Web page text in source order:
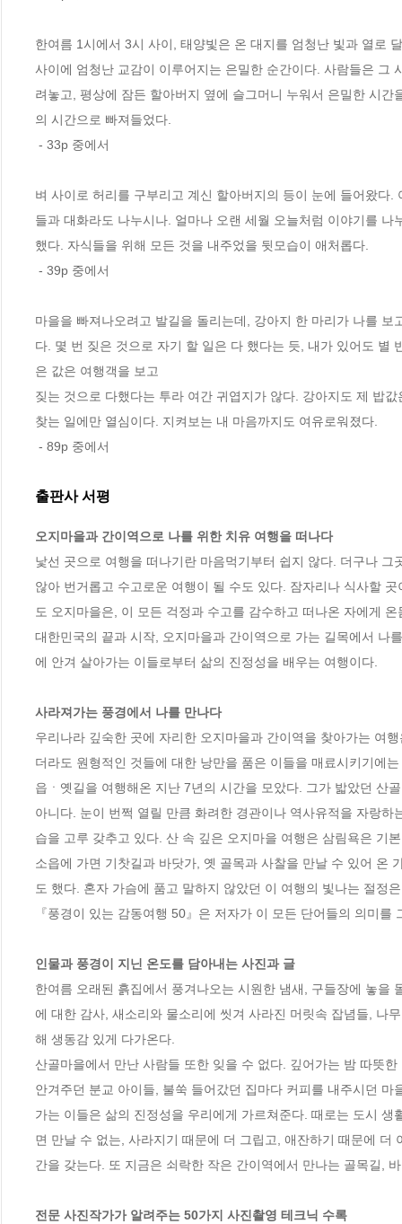
한여름 1시에서 3시 사이, 태양빛은 온 대지를 엄청난 빛과 열로
사이에 엄청난 교감이 이루어지는 은밀한 순간이다. 사람들은 그
려놓고, 평상에 잠든 할아버지 옆에 슬그머니 누워서 은밀한 시
의 시간으로 빠져들었다.
- 33p 중에서
벼 사이로 허리를 구부리고 계신 할아버지의 등이 눈에 들어왔다.
들과 대화라도 나누시나. 얼마나 오랜 세월 오늘처럼 이야기를
했다. 자식들을 위해 모든 것을 내주었을 뒷모습이 애처롭다.
- 39p 중에서
마을을 빠져나오려고 발길을 돌리는데, 강아지 한 마리가 나를
다. 몇 번 짖은 것으로 자기 할 일은 다 했다는 듯, 내가 있어도 별
은 값은 여행객을 보고
짖는 것으로 다했다는 투라 여간 귀엽지가 않다. 강아지도 제 밥
찾는 일에만 열심이다. 지켜보는 내 마음까지도 여유로워졌다.
- 89p 중에서
출판사 서평
오지마을과 간이역으로 나를 위한 치유 여행을 떠나다
낯선 곳으로 여행을 떠나기란 마음먹기부터 쉽지 않다. 더구나
않아 번거롭고 수고로운 여행이 될 수도 있다. 잠자리나 식사할
도 오지마을은, 이 모든 걱정과 수고를 감수하고 떠나온 자에게
대한민국의 끝과 시작, 오지마을과 간이역으로 가는 길목에서 나
에 안겨 살아가는 이들로부터 삶의 진정성을 배우는 여행이다.
사라져가는 풍경에서 나를 만나다
우리나라 깊숙한 곳에 자리한 오지마을과 간이역을 찾아가는 여
더라도 원형적인 것들에 대한 낭만을 품은 이들을 매료시키기에
읍ㆍ옛길을 여행해온 지난 7년의 시간을 모았다. 그가 밟았던 산
아니다. 눈이 번쩍 열릴 만큼 화려한 경관이나 역사유적을 자랑
습을 고루 갖추고 있다. 산 속 깊은 오지마을 여행은 삼림욕은 기
소읍에 가면 기찻길과 바닷가, 옛 골목과 사찰을 만날 수 있어 온
도 했다. 혼자 가슴에 품고 말하지 않았던 이 여행의 빛나는 절정
『풍경이 있는 감동여행 50』은 저자가 이 모든 단어들의 의미를
인물과 풍경이 지닌 온도를 담아내는 사진과 글
한여름 오래된 흙집에서 풍겨나오는 시원한 냄새, 구들장에 놓을
에 대한 감사, 새소리와 물소리에 씻겨 사라진 머릿속 잡념들,
해 생동감 있게 다가온다.
산골마을에서 만난 사람들 또한 잊을 수 없다. 깊어가는 밤 따뜻
안겨주던 분교 아이들, 불쑥 들어갔던 집마다 커피를 내주시던
가는 이들은 삶의 진정성을 우리에게 가르쳐준다. 때로는 도시
면 만날 수 없는, 사라지기 때문에 더 그립고, 애잔하기 때문에
간을 갖는다. 또 지금은 쇠락한 작은 간이역에서 만나는 골목길,
전문 사진작가가 알려주는 50가지 사진촬영 테크닉 수록